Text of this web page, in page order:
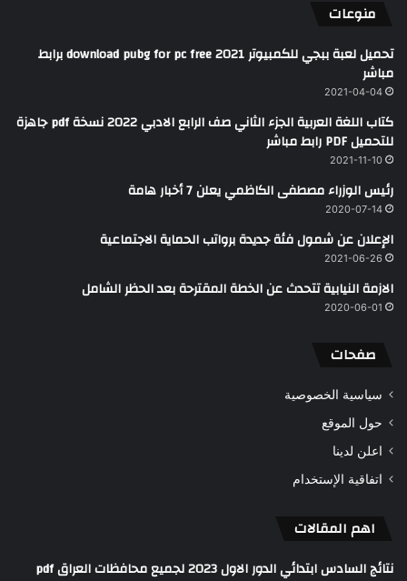
منوعات
تحميل لعبة ببجي للكمبيوتر 2021 download pubg for pc free برابط
مباشر
2021-04-04
كتاب اللغة العربية الجزء الثاني صف الرابع الادبي 2022 نسخة pdf جاهزة
للتحميل PDF رابط مباشر
2021-11-10
رئيس الوزراء مصطفى الكاظمي يعلن 7 أخبار هامة
2020-07-14
الإعلان عن شمول فئة جديدة برواتب الحماية الاجتماعية
2021-06-26
الازمة النيابية تتحدث عن الخطة المقترحة بعد الحظر الشامل
2020-06-01
صفحات
سياسية الخصوصية
حول الموقع
اعلن لدينا
اتفاقية الإستخدام
اهم المقالات
نتائج السادس ابتدائي الدور الاول 2023 لجميع محافظات العراق pdf